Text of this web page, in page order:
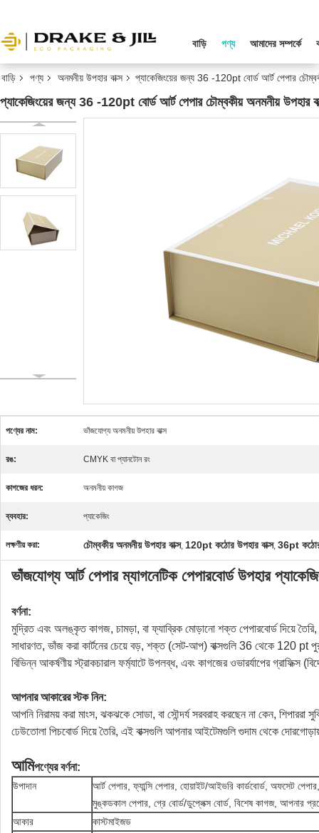
বাড়ি পণ্য আমাদের সম্পর্কে
বাড়ি পণ্য অনমনীয় উপহার বাক্স প্যাকেজিংয়ের জন্য 36 -120pt বোর্ড আর্ট পেপার
প্যাকেজিংয়ের জন্য 36 -120pt বোর্ড আর্ট পেপার চৌম্বকীয় অনমনীয় উপহার
পণ্যের নাম: ভাঁজযোগ্য অনমনীয় উপহার বাক্স
রঙ: CMYK বা প্যানটোন রং
কাগজের ধরন: অনমনীয় কাগজ
ব্যবহার: প্যাকেজিং
লক্ষণীয় করা: চৌম্বকীয় অনমনীয় উপহার বাক্স, 120pt কঠোর উপহার বাক্স, 36pt কঠোর
ভাঁজযোগ্য আর্ট পেপার ম্যাগনেটিক পেপারবোর্ড উপহার
বর্ণনা:
মুদ্রিত এবং অলঙ্কৃত কাগজ, চামড়া, বা ফ্যাব্রিক মোড়ানো শক্ত পেপারবোর্ড দিয়ে
সাধারণত, ভাঁজ করা কার্টনের চেয়ে বড়, শক্ত (সেট-আপ) বাক্সগুলি 36 থেকে 120 pt
বিভিন্ন আকর্ষণীয় স্ট্রাকচারাল ফর্ম্যাটে উপলব্ধ, এবং কাগজের ওভারর্যাপের গ্রাফিক্স
আপনার আকারের স্টক নিন:
আপনি নিরাময় করা মাংস, ঝকঝকে সোডা, বা সৌন্দর্য সরবরাহ করছেন না কেন,
ঢেউতোলা পিচবোর্ড দিয়ে তৈরি, এই বাক্সগুলি আপনার আইটেমগুলি গুদাম থেকে
আমিপণ্যের বর্ণনা:
উপাদান
আর্ট পেপার, ফ্যান্সি পেপার, হোয়াইট/আইভরি কার্ডবোর্ড, অফসেট
মুঙ্কডকাল পেপার, গ্রে বোর্ড/ডুপ্লেক্স বোর্ড, বিশেষ কাগজ, আপনার
আকার
কাস্টমাইজড